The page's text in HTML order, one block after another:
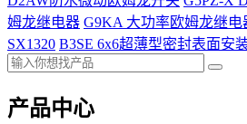
姆龙继电器 G9KA 大功率欧姆龙继电
SX1320 B3SE 6x6超薄型密封表面安
产品中心